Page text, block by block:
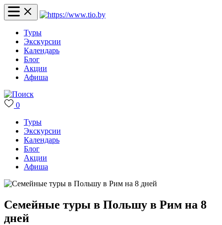
Туры
Экскурсии
Календарь
Блог
Акции
Афиша
0
Туры
Экскурсии
Календарь
Блог
Акции
Афиша
Семейные туры в Польшу в Рим на 8
дней